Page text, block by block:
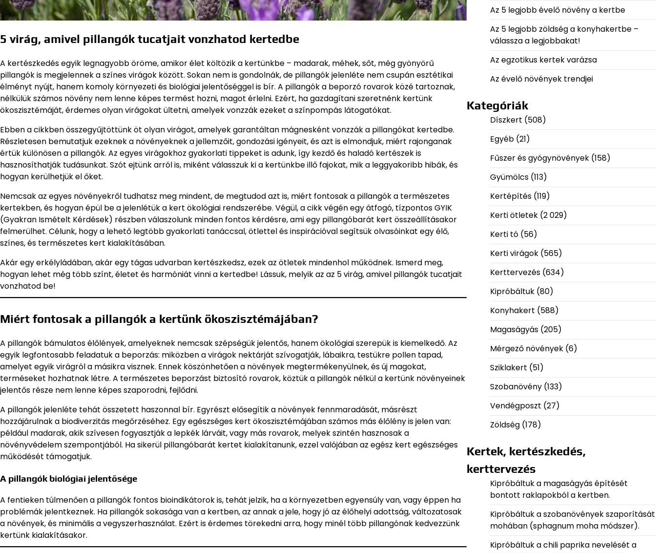
5 virág, amivel pillangók tucatjait vonzhatod kertedbe
A kertészkedés egyik legnagyobb öröme, amikor élet költözik a kertünkbe – madarak, méhek, sőt, még gyönyörű
pillangók is megjelennek a színes virágok között. Sokan nem is gondolnák, de pillangók jelenléte nem csupán esztétikai
élményt nyújt, hanem komoly környezeti és biológiai jelentőséggel is bír. A pillangók a beporzó rovarok közé tartoznak,
nélkülük számos növény nem lenne képes termést hozni, magot érlelni. Ezért, ha gazdagítani szeretnénk kertünk
ökoszisztémáját, érdemes olyan virágokat ültetni, amelyek vonzzák ezeket a színpompás látogatókat.
Ebben a cikkben összegyűjtöttünk öt olyan virágot, amelyek garantáltan mágnesként vonzzák a pillangókat kertedbe.
Részletesen bemutatjuk ezeknek a növényeknek a jellemzőit, gondozási igényeit, és azt is elmondjuk, miért rajonganak
értük különösen a pillangók. Az egyes virágokhoz gyakorlati tippeket is adunk, így kezdő és haladó kertészek is
hasznosíthatják tudásunkat. Szót ejtünk arról is, miként válasszuk ki a kertünkbe illő fajokat, mik a leggyakoribb hibák, és
hogyan kerülhetjük el őket.
Nemcsak az egyes növényekről tudhatsz meg mindent, de megtudod azt is, miért fontosak a pillangók a természetes
kertekben, és hogyan épül be a jelenlétük a kert ökológiai rendszerébe. Végül, a cikk végén egy átfogó, tízpontos GYIK
(Gyakran Ismételt Kérdések) részben válaszolunk minden fontos kérdésre, ami egy pillangóbarát kert összeállításakor
felmerülhet. Célunk, hogy a lehető legtöbb gyakorlati tanáccsal, ötlettel és inspirációval segítsük olvasóinkat egy élő,
színes, és természetes kert kialakításában.
Akár egy erkélyládában, akár egy tágas udvarban kertészkedsz, ezek az ötletek mindenhol működnek. Ismerd meg,
hogyan lehet még több színt, életet és harmóniát vinni a kertedbe! Lássuk, melyik az az 5 virág, amivel pillangók tucatjait
vonzhatod be!
Miért fontosak a pillangók a kertünk ökoszisztémájában?
A pillangók bámulatos élőlények, amelyeknek nemcsak szépségük jelentős, hanem ökológiai szerepük is kiemelkedő. Az
egyik legfontosabb feladatuk a beporzás: miközben a virágok nektárját szívogatják, lábaikra, testükre pollen tapad,
amelyet egyik virágról a másikra visznek. Ennek köszönhetően a növények megtermékenyülnek, és új magokat,
terméseket hozhatnak létre. A természetes beporzást biztosító rovarok, köztük a pillangók nélkül a kertünk növényeinek
jelentős része nem lenne képes szaporodni, fejlődni.
A pillangók jelenléte tehát összetett haszonnal bír. Egyrészt elősegítik a növények fennmaradását, másrészt
hozzájárulnak a biodiverzitás megőrzéséhez. Egy egészséges kert ökoszisztémájában számos más élőlény is jelen van:
például madarak, akik szívesen fogyasztják a lepkék lárváit, vagy más rovarok, melyek szintén hasznosak a
növényvédelem szempontjából. Ha sikerül pillangóbarát kertet kialakítanunk, ezzel valójában az egész kert egészséges
működését támogatjuk.
A pillangók biológiai jelentősége
A fentieken túlmenően a pillangók fontos bioindikátorok is, tehát jelzik, ha a környezetben egyensúly van, vagy éppen ha
problémák jelentkeznek. Ha pillangók sokasága van a kertben, az annak a jele, hogy jó az élőhelyi adottság, változatosak
a növények, és minimális a vegyszerhasználat. Ezért is érdemes törekedni arra, hogy minél több pillangónak kedvezzünk
kertünk kialakításakor.
Az 5 legjobb évelő növény a kertbe
Az 5 legjobb zöldség a konyhakertbe –
válassza a legjobbakat!
Az egzotikus kertek varázsa
Az évelő növények trendjei
Kategóriák
Díszkert (508)
Egyéb(21)
Fűszer és gyógynövények(158)
Gyümölcs(113)
Kertépítés(119)
Kerti ötletek(2 029)
Kerti tó(56)
Kerti virágok(565)
Kerttervezés(634)
Kipróbáltuk(80)
Konyhakert (588)
Magaságyás(205)
Mérgező növények(6)
Sziklakert (51)
Szobanövény(133)
Vendégposzt (27)
Zöldség(178)
Kertek, kertészkedés,
kerttervezés
Kipróbáltuk a magaságyás építését
bontott raklapokból a kertben.
Kipróbáltuk a szobanövények szaporítását
mohában (sphagnum moha módszer).
Kipróbáltuk a chili paprika nevelését a